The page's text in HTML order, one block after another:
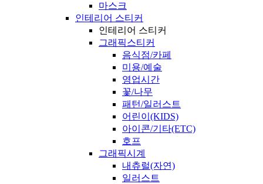
마스크
인테리어 스티커
인테리어 스티커
그래픽스티커
음식점/카페
미용/예술
영업시간
꽃/나무
패턴/일러스트
어린이(KIDS)
아이콘/기타(ETC)
호프
그래픽시계
내츄럴(자연)
일러스트